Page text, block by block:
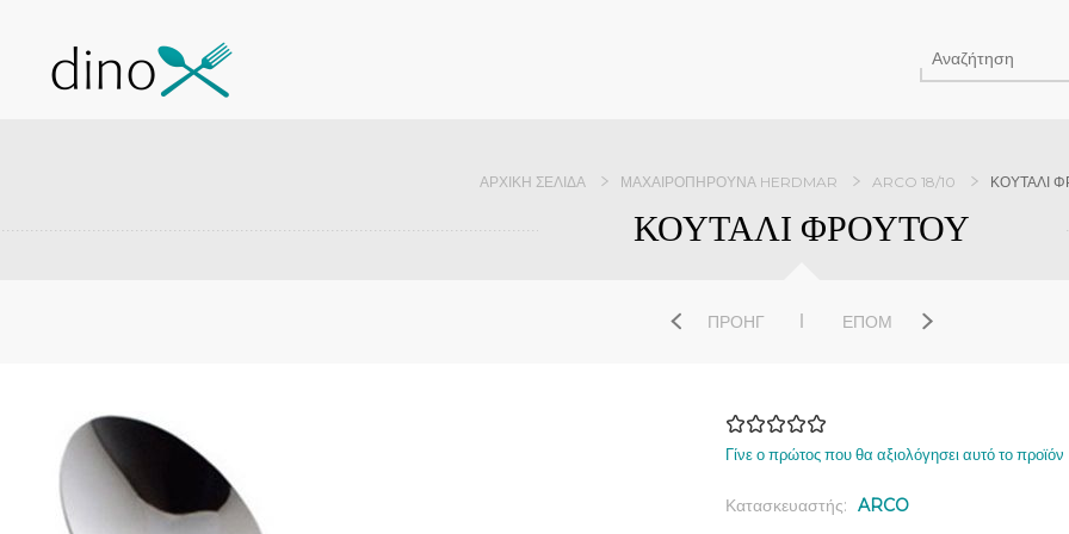
ΑΡΧΙΚΉ ΣΕΛΊΔΑ ΜΑΧΑΙΡΟΠΉΡΟΥΝΑ HERDMAR ARCO 18/10 ΚΟΥΤΑΛΙ
ΚΟΥΤΑΛΙ ΦΡΟΥΤΟΥ
ΠΡΟΗΓ ΕΠΌΜ
Γίνε ο πρώτος που θα αξιολόγησει αυτό το προϊόν
Κατασκευαστής: ARCO